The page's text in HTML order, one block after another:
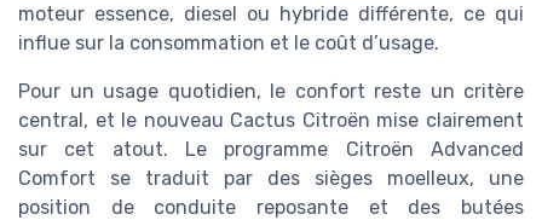
moteur essence, diesel ou hybride différente, ce qui
influe sur la consommation et le coût d’usage.
Pour un usage quotidien, le confort reste un critère
central, et le nouveau Cactus Citroën mise clairement
sur cet atout. Le programme Citroën Advanced
Comfort se traduit par des sièges moelleux, une
position de conduite reposante et des butées